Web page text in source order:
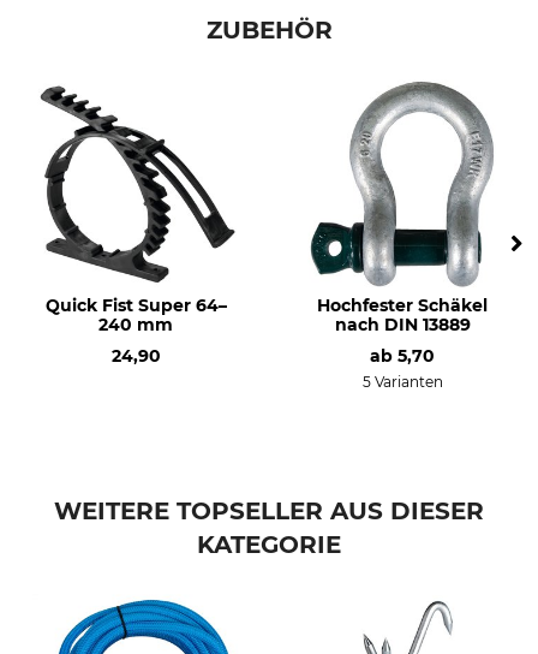
ZUBEHÖR
Quick Fist Super 64–
240 mm
24,90
Hochfester Schäkel
nach DIN 13889
ab 5,70
5 Varianten
WEITERE TOPSELLER AUS DIESER
KATEGORIE